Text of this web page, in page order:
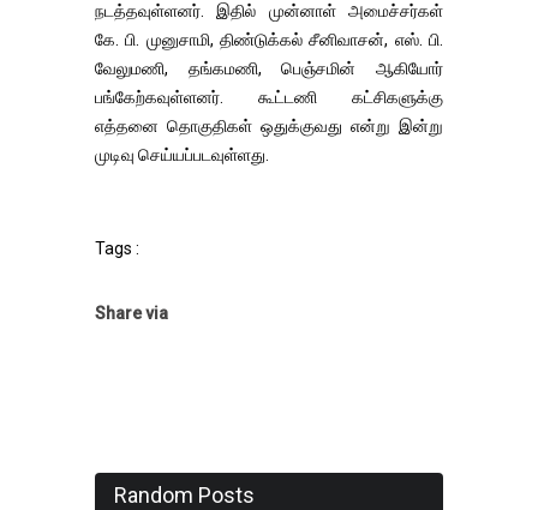
நடத்தவுள்ளனர். இதில் முன்னாள் அமைச்சர்கள்
கே. பி. முனுசாமி, திண்டுக்கல் சீனிவாசன், எஸ். பி.
வேலுமணி, தங்கமணி, பெஞ்சமின் ஆகியோர்
பங்கேற்கவுள்ளனர். கூட்டணி கட்சிகளுக்கு
எத்தனை தொகுதிகள் ஒதுக்குவது என்று இன்று
முடிவு செய்யப்படவுள்ளது.
Tags :
Share via
Random Posts